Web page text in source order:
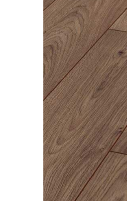
River 12 mm
Timeless 12mm
Woodstock 8mm
Woodstock PRO 8mm
Woodstock XL 10mm
Woodstock XL 8mm
ADO Floor - SPC
Finsa - Laminat
Finfloor 12mm
Finfloor XL 10mm
Supreme 8mm
Kaindl - Laminat
Kronotex - Laminat
Advanced 8 mm